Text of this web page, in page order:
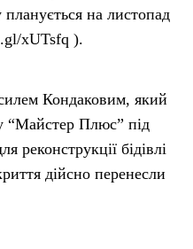
планується на листопад
xUTsfq ).
Кондаковим, який
“Майстер Плюс” під
реконструкції бідівлі
дійсно перенесли